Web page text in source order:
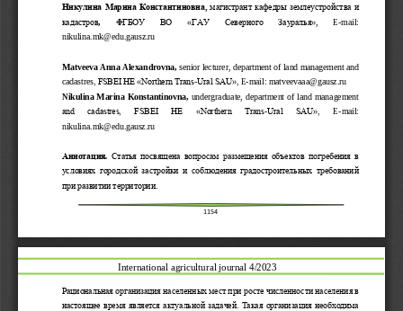
1154
Никулина Марина Константиновна, магистрант кафедры землеустройства и
кадастров, ФГБОУ   ВО   «ГАУ Северного   Зауралья», E-mail:
nikulina .mk@edu.gausz.ru
Matveeva Anna Alexandrovna, senior lecturer, department of land management and
cadastres, FSBEI HE «Northern Trans-Ural SAU», E-mail: matveevaaa@gausz.ru
Nikulina Marina Konstantinovna undergraduate , department of land management
and   cadastres,   FSBEI   HE   «Northern   Trans-Ural   SAU», E-mail:
nikulina.mk@edu.gausz.ru
Аннотация. Статья посвящена вопросам размещения объектов погребения в
условиях  городской  застройки  и  соблюдения  градостроительных  требований
при развитии территории.
International agricultural journal 4/2023
Рациональная организация населенных мест при росте численности населения в
настоящее время является актуальной задачей. Такая организация необходима